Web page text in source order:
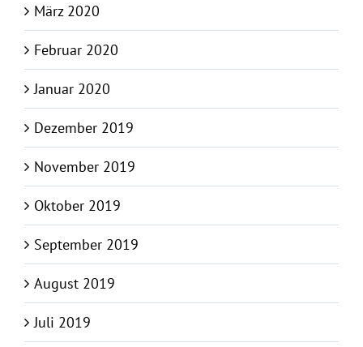
März 2020
Februar 2020
Januar 2020
Dezember 2019
November 2019
Oktober 2019
September 2019
August 2019
Juli 2019